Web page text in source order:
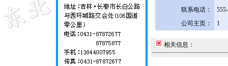
联系电话：
公司主页：
1
相关信息：